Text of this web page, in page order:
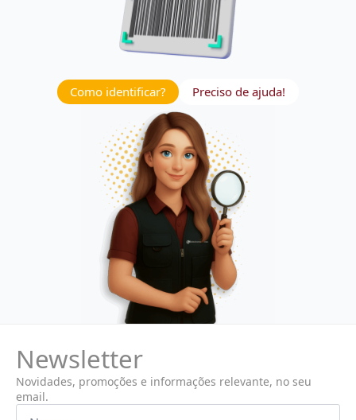
Como identificar? Preciso de ajuda!
Newsletter
Novidades, promoções e informações relevante, no seu
email.
Nome